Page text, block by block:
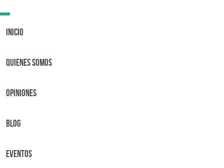
Toggle
Inicio
Quienes Somos
OPINIONES
BLOG
Eventos